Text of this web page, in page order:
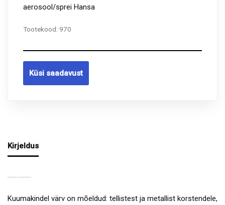
aerosool/sprei Hansa
Tootekood: 970
Küsi saadavust
Kirjeldus
Kuumakindel värv on mõeldud: tellistest ja metallist korstendele,